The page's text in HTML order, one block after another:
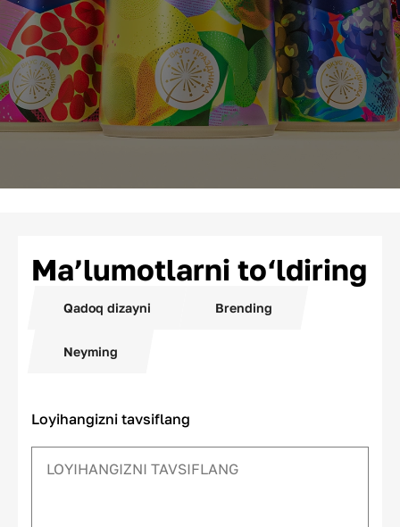
Ma’lumotlarni to‘ldiring
Qadoq dizayni Brending
Neyming
Loyihangizni tavsiflang